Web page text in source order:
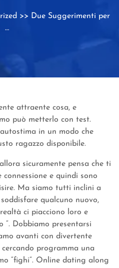
>> Due Suggerimenti per
…
attraente cosa, e
può metterlo con test.
in un modo che
ragazzo disponibile.
sicuramente pensa che ti
e quindi sono
Ma siamo tutti inclini a
qualcuno nuovo,
ci piacciono loro e
“. Dobbiamo presentarsi
avanti con divertente
programma una
“fighi”. Online dating along